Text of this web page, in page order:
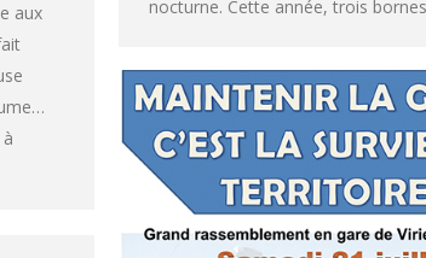
nocturne. Cette année, trois
aux